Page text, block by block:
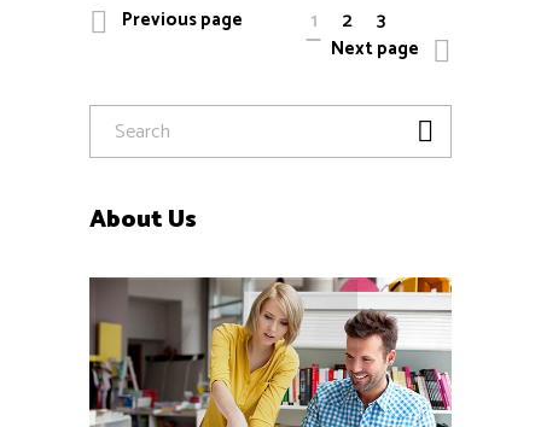
Previous page 1 2 3
Next page
About Us